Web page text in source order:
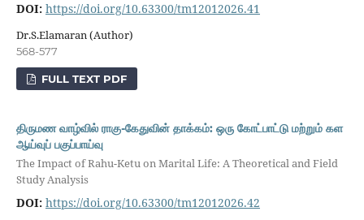
DOI: https://doi.org/10.63300/tm12012026.41
Dr.S.Elamaran (Author)
568-577
FULL TEXT PDF
திருமண வாழ்வில் ராகு-கேதுவின் தாக்கம்: ஒரு கோட்பாட்டு மற்றும் கள
ஆய்வுப் பகுப்பாய்வு
The Impact of Rahu-Ketu on Marital Life: A Theoretical and Field
Study Analysis
DOI: https://doi.org/10.63300/tm12012026.42